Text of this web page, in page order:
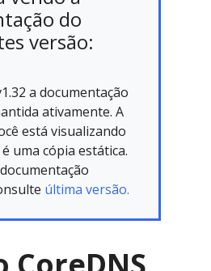
do
versão:
a documentação
ativamente. A
está visualizando
uma cópia estática.
última versão.